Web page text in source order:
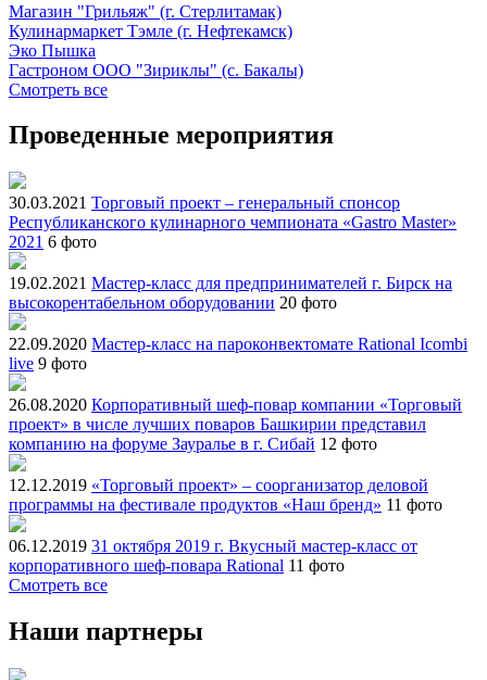
Магазин "Грильяж" (г. Стерлитамак)
Кулинармаркет Тэмле (г. Нефтекамск)
Эко Пышка
Гастроном ООО "Зириклы" (с. Бакалы)
Смотреть все
Проведенные мероприятия
30.03.2021 Торговый проект – генеральный спонсор
Республиканского кулинарного чемпионата «Gastro Master»
2021 6 фото
19.02.2021 Мастер-класс для предпринимателей г. Бирск на
высокорентабельном оборудовании 20 фото
22.09.2020 Мастер-класс на пароконвектомате Rational Icombi
live 9 фото
26.08.2020 Корпоративный шеф-повар компании «Торговый
проект» в числе лучших поваров Башкирии представил
компанию на форуме Зауралье в г. Сибай 12 фото
12.12.2019 «Торговый проект» – соорганизатор деловой
программы на фестивале продуктов «Наш бренд» 11 фото
06.12.2019 31 октября 2019 г. Вкусный мастер-класс от
корпоративного шеф-повара Rational 11 фото
Смотреть все
Наши партнеры